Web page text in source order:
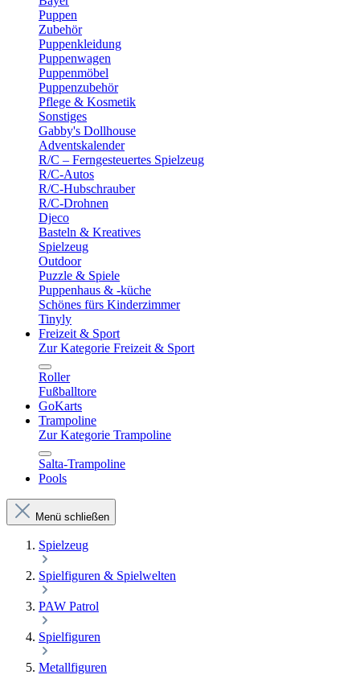
Puppen
Zubehör
Puppenkleidung
Puppenwagen
Puppenmöbel
Puppenzubehör
Pflege & Kosmetik
Sonstiges
Gabby's Dollhouse
Adventskalender
R/C – Ferngesteuertes Spielzeug
R/C-Autos
R/C-Hubschrauber
R/C-Drohnen
Djeco
Basteln & Kreatives
Spielzeug
Outdoor
Puzzle & Spiele
Puppenhaus & -küche
Schönes fürs Kinderzimmer
Tinyly
Freizeit & Sport
Zur Kategorie Freizeit & Sport
Roller
Fußballtore
GoKarts
Trampoline
Zur Kategorie Trampoline
Salta-Trampoline
Pools
Menü schließen
Spielzeug
Spielfiguren & Spielwelten
PAW Patrol
Spielfiguren
Metallfiguren